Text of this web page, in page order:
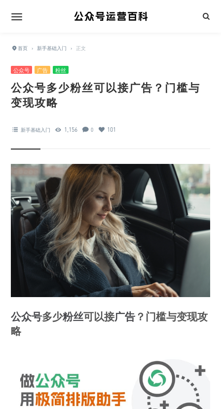
首页 › 新手基础入门 › 正文
公众号 广告 粉丝
公众号多少粉丝可以接广告？门槛与
变现攻略
新手基础入门 1,156 0 101
公众号多少粉丝可以接广告？门槛与变现攻
略